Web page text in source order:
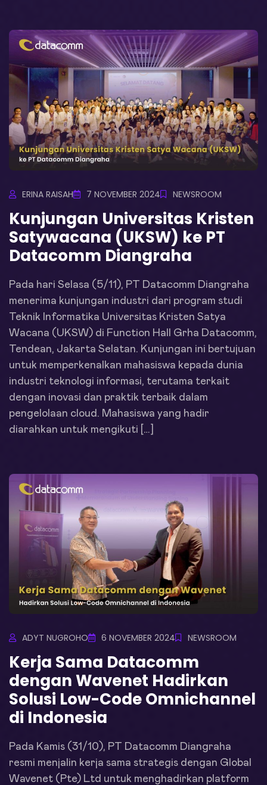
ERINA RAISAH 7 NOVEMBER 2024 NEWSROOM
Kunjungan Universitas Kristen
Satywacana (UKSW) ke PT
Datacomm Diangraha
Pada hari Selasa (5/11), PT Datacomm Diangraha
menerima kunjungan industri dari program studi
Teknik Informatika Universitas Kristen Satya
Wacana (UKSW) di Function Hall Grha Datacomm,
Tendean, Jakarta Selatan. Kunjungan ini bertujuan
untuk memperkenalkan mahasiswa kepada dunia
industri teknologi informasi, terutama terkait
dengan inovasi dan praktik terbaik dalam
pengelolaan cloud. Mahasiswa yang hadir
diarahkan untuk mengikuti […]
ADYT NUGROHO 6 NOVEMBER 2024 NEWSROOM
Kerja Sama Datacomm
dengan Wavenet Hadirkan
Solusi Low-Code Omnichannel
di Indonesia
Pada Kamis (31/10), PT Datacomm Diangraha
resmi menjalin kerja sama strategis dengan Global
Wavenet (Pte) Ltd untuk menghadirkan platform